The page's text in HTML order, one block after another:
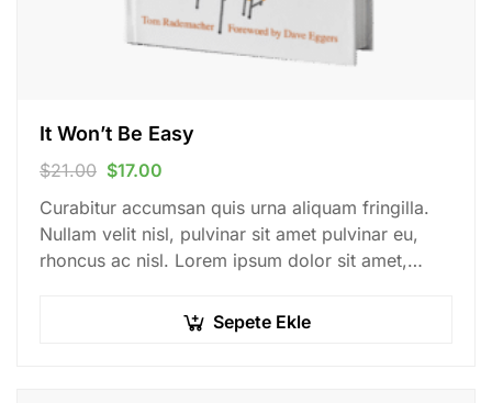
It Won’t Be Easy
$21.00 $17.00
Curabitur accumsan quis urna aliquam fringilla.
Nullam velit nisl, pulvinar sit amet pulvinar eu,
rhoncus ac nisl. Lorem ipsum dolor sit amet,
consectetur nisi….
Sepete Ekle